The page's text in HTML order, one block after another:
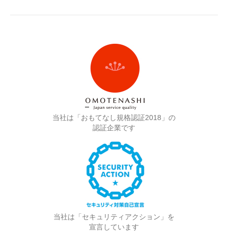
当社は「おもてなし規格認証2018」の
認証企業です
当社は「セキュリティアクション」を
宣言しています